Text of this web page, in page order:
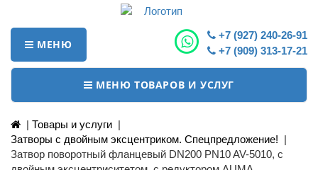
МЕНЮ
+7 (927) 240-26-91
+7 (909) 313-17-21
МЕНЮ ТОВАРОВ И УСЛУГ
| Товары и услуги |
Затворы с двойным эксцентриком. Спецпредложение! |
Затвор поворотный фланцевый DN200 PN10 AV-5010, с